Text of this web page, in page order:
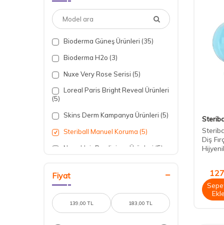
Bioderma Güneş Ürünleri (35)
Bioderma H2o (3)
Nuxe Very Rose Serisi (5)
Loreal Paris Bright Reveal Ürünleri
(5)
Skins Derm Kampanya Ürünleri (5)
Steriball Manuel Koruma (5)
Nuxe Hair Prodigieux Ürünleri (5)
Phyto Dökülme Karşıtı Bakım
Ducray Kertyol Ürünleri(4)
Fiyat
Diş
Ekle